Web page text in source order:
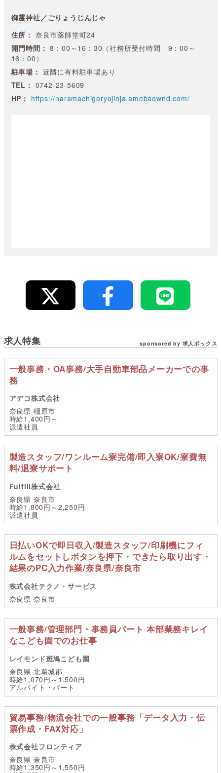
御霊神社／ごりょうじんじゃ
住所： 奈良市薬師堂町24
開門時間： 8：00～16：30（社務所受付時間 9：00～
16：00）
駐車場： 近隣に有料駐車場あり
TEL： 0742-23-5609
HP： https://naramachigoryojinja.amebaownd.com/
求人特集 sponsored by 求人ボックス
一般事務・OA事務/大手自動車部品メーカーでの事
務
アデコ株式会社
奈良県 橿原市
時給1,400円～
派遣社員
製造スタッフ/ワンルーム寮完備/即入寮OK/寮費無
料/退寮サポート
Fulfill株式会社
奈良県 奈良市
時給1,800円～2,250円
派遣社員
日払いOKで即日収入/製造スタッフ/印刷機にフィ
ルムをセットしボタンを押下・できたら取り出す・
結果のPC入力作業/奈良県/奈良市
株式会社テクノ・サービス
奈良県 奈良市
一般事務/管理部門・事務員パート 本部業務キレイ
なこども園でのお仕事
レイモンド斑鳩こども園
奈良県 北葛城郡
時給1,070円～1,500円
アルバイト・パート
貿易事務/物流会社での一般事務「データ入力・伝
票作成・FAX対応」
株式会社フロンティア
奈良県 奈良市
時給1,350円～1,550円